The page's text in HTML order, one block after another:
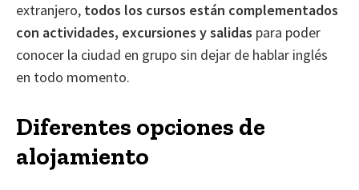
extranjero, todos los cursos están complementados
con actividades, excursiones y salidas para poder
conocer la ciudad en grupo sin dejar de hablar inglés
en todo momento.
Diferentes opciones de
alojamiento